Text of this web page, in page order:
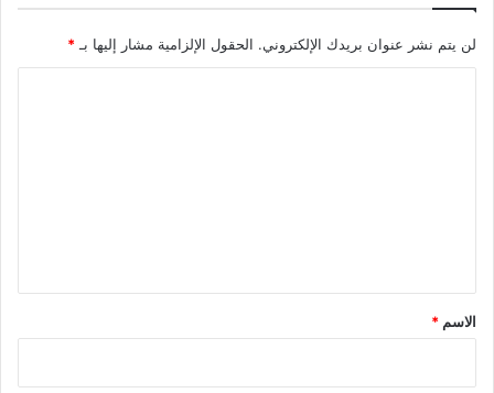
لن يتم نشر عنوان بريدك الإلكتروني. الحقول الإلزامية مشار إليها بـ *
*
الاسم *